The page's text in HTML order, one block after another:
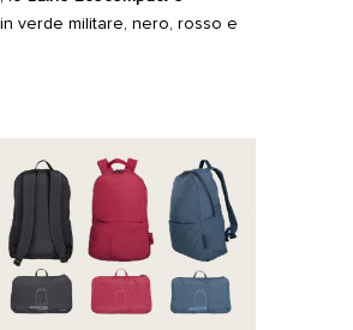
verde militare, nero, rosso e